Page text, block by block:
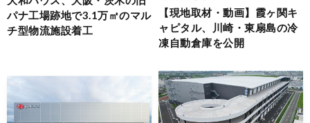
パナ工場跡地で3.1万㎡のマル
チ型物流施設着工
【現地取材・動画】霞ヶ関キ
ャピタル、川崎・東扇島の冷
凍自動倉庫を公開